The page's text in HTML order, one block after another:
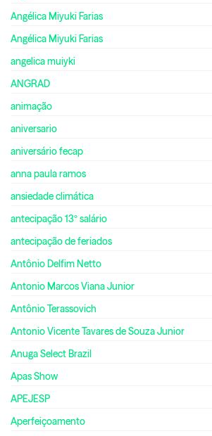
Angélica Miyuki Farias
Angélica Miyuki Farias
angelica muiyki
ANGRAD
animação
aniversario
aniversário fecap
anna paula ramos
ansiedade climática
antecipação 13º salário
antecipação de feriados
Antônio Delfim Netto
Antonio Marcos Viana Junior
Antônio Terassovich
Antonio Vicente Tavares de Souza Junior
Anuga Select Brazil
Apas Show
APEJESP
Aperfeiçoamento